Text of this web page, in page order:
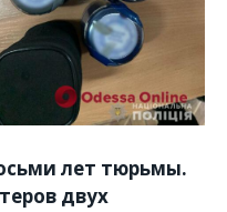
лет тюрьмы.
двух